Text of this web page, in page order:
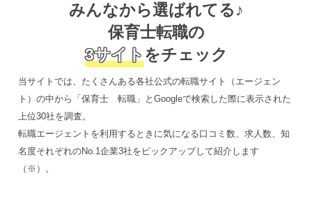
みんなから選ばれてる♪
保育士転職の
3サイト をチェック
当サイトでは、たくさんある各社公式の転職サイト（エージェン
ト）の中から「保育士 転職」とGoogleで検索した際に表示された
上位30社を調査。
転職エージェントを利用するときに気になる口コミ数、求人数、知
名度それぞれのNo.1企業3社をピックアップして紹介 します
（※）。